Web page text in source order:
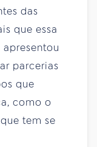
das
que essa
apresentou
parcerias
que
como o
tem se